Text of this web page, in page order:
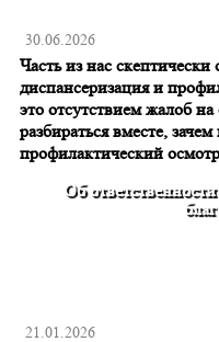
30.06.2026
Часть из нас
диспансеризация и
это отсутствием жалоб
разбираться вместе,
профилактический
Об
21.01.2026